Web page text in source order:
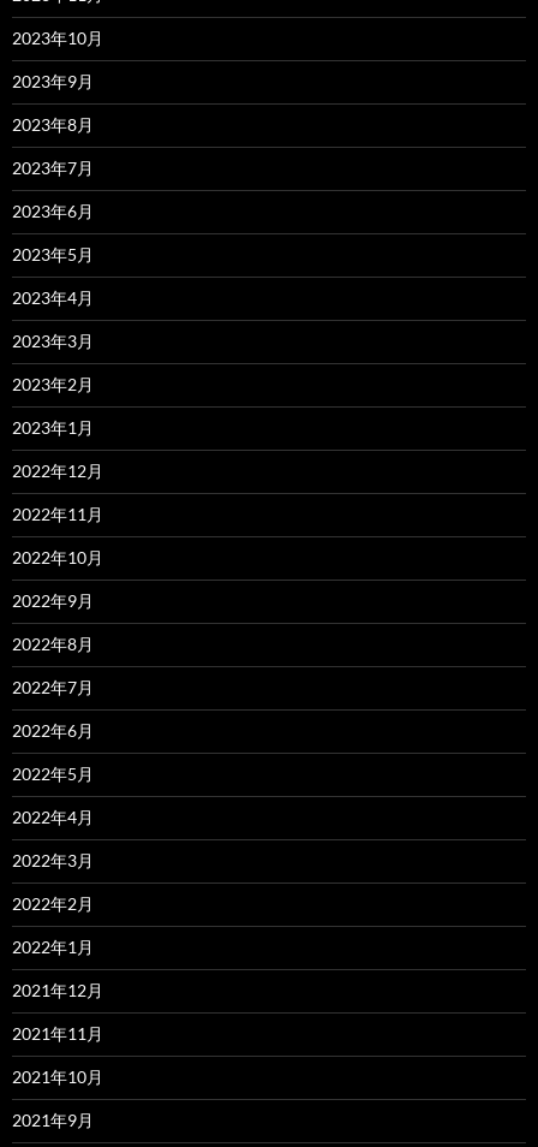
2023年10月
2023年9月
2023年8月
2023年7月
2023年6月
2023年5月
2023年4月
2023年3月
2023年2月
2023年1月
2022年12月
2022年11月
2022年10月
2022年9月
2022年8月
2022年7月
2022年6月
2022年5月
2022年4月
2022年3月
2022年2月
2022年1月
2021年12月
2021年11月
2021年10月
2021年9月